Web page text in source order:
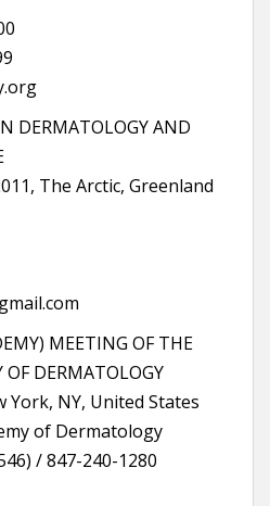
DERMATOLOGY AND
The Arctic, Greenland
MEETING OF THE
DERMATOLOGY
York, NY, United States
of Dermatology
/ 847-240-1280